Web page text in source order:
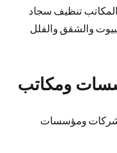
تنظيف سجاد
والشقق والفلل
ومكاتب
ومؤسسات